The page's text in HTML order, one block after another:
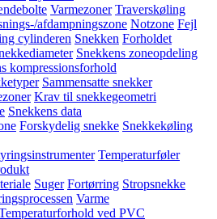
Varmezoner Traverskøling
afdampningszone Notzone Fejl
cylinderen Snekken Forholdet
Snekkens zoneopdeling
kompressionsforhold
Sammensatte snekker
Krav til snekkegeometri
Snekkens data
Forskydelig snekke Snekkekøling
Temperaturføler
Suger Fortørring Stropsnekke
Varme
ved PVC